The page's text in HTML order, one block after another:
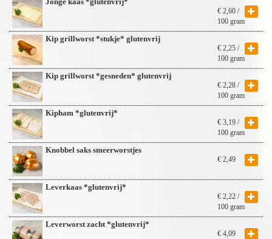
€ 2,60 /
100 gram
€ 2,25 /
100 gram
Kip grillworst *stukje* glutenvrij
€ 2,28 /
100 gram
Kip grillworst *gesneden* glutenvrij
€ 3,19 /
100 gram
Kipham *glutenvrij*
€ 2,49
Knobbel saks smeerworstjes
€ 2,22 /
100 gram
Leverkaas *glutenvrij*
€ 4,09
Leverworst zacht *glutenvrij*